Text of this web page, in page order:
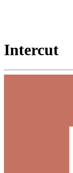
Intercut